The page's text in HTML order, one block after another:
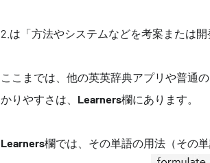
2.は「方法やシステムなどを考案または開
ここまでは、他の英英辞典アプリや普通
かりやすさは、 Learners欄にあります。
Learners欄では、その単語の用法（その